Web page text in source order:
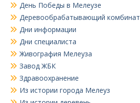
День Победы в Мелеузе
Деревообрабатывающий комбинат
Дни информации
Дни специалиста
Живография Мелеуза
Завод ЖБК
Здравоохранение
Из истории города Мелеуз